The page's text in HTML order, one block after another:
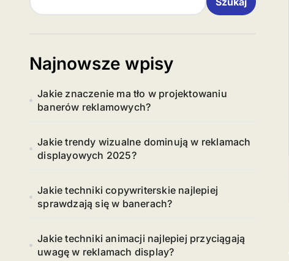
Najnowsze wpisy
Jakie znaczenie ma tło w projektowaniu
banerów reklamowych?
Jakie trendy wizualne dominują w reklamach
displayowych 2025?
Jakie techniki copywriterskie najlepiej
sprawdzają się w banerach?
Jakie techniki animacji najlepiej przyciągają
uwagę w reklamach display?